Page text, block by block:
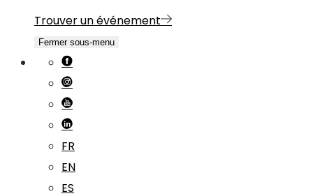
Trouver un événement
Fermer sous-menu
FR
EN
ES